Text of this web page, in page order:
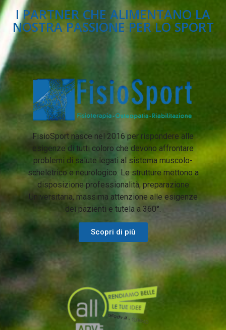
I PARTNER CHE ALIMENTANO LA
NOSTRA PASSIONE PER LO SPORT
FisioSport nasce nel 2016 per rispondere alle
esigenze di tutti coloro che devono affrontare
problemi di salute legati al sistema muscolo-
scheletrico e neurologico. Le strutture mettono a
disposizione professionalità, preparazione
Universitaria, massima attenzione alle esigenze
dei pazienti e tutela a 360°.
Scopri di più